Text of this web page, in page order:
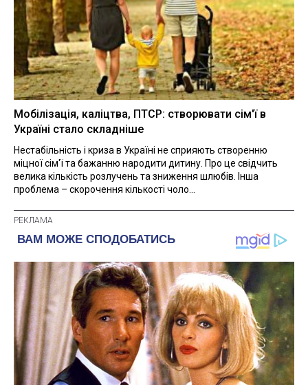
Мобілізація, каліцтва, ПТСР: створювати сім'ї в
Україні стало складніше
Нестабільність і криза в Україні не сприяють створенню
міцної сім'ї та бажанню народити дитину. Про це свідчить
велика кількість розлучень та зниження шлюбів. Інша
проблема – скорочення кількості чоло...